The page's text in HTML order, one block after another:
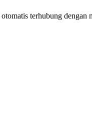
terhubung dengan